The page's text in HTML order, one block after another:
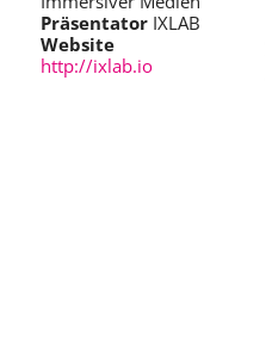
PräsentatorIXLAB
Website
http://ixlab.io